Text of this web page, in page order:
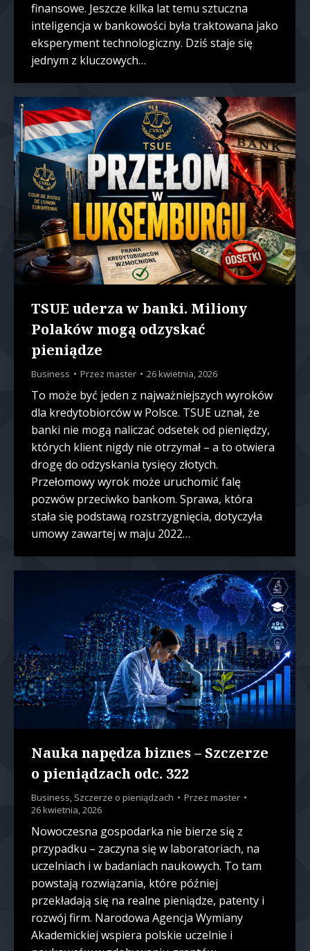
finansowe. Jeszcze kilka lat temu sztuczna
inteligencja w bankowości była traktowana jako
eksperyment technologiczny. Dziś staje się
jednym z kluczowych…
TSUE uderza w banki. Miliony
Polaków mogą odzyskać
pieniądze
Business Przez master 26 kwietnia, 2026
To może być jeden z najważniejszych wyroków
dla kredytobiorców w Polsce. TSUE uznał, że
banki nie mogą naliczać odsetek od pieniędzy,
których klient nigdy nie otrzymał – a to otwiera
drogę do odzyskania tysięcy złotych.
Przełomowy wyrok może uruchomić falę
pozwów przeciwko bankom. Sprawa, która
stała się podstawą rozstrzygnięcia, dotyczyła
umowy zawartej w maju 2022…
Nauka napędza biznes – Szczerze
o pieniądzach odc. 322
Business, Szczerze o pieniądzach Przez master
26 kwietnia, 2026
Nowoczesna gospodarka nie bierze się z
przypadku – zaczyna się w laboratoriach, na
uczelniach i w badaniach naukowych. To tam
powstają rozwiązania, które później
przekładają się na realne pieniądze, patenty i
rozwój firm. Narodowa Agencja Wymiany
Akademickiej wspiera polskie uczelnie i